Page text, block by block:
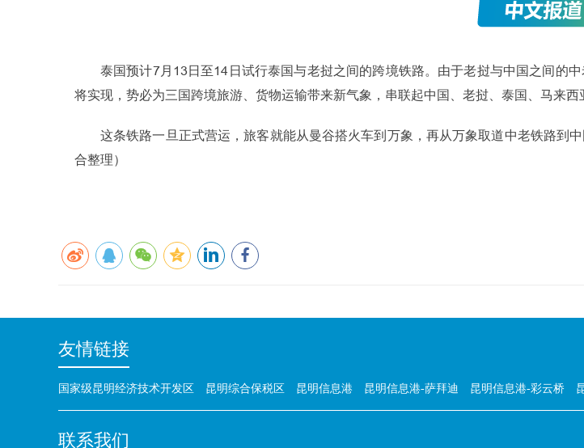
泰国预计7月13日至14日试行泰国与老挝之间的跨境铁路。由于老挝与中国之间的
将实现，势必为三国跨境旅游、货物运输带来新气象，串联起中国、老挝、泰国、马来西
这条铁路一旦正式营运，旅客就能从曼谷搭火车到万象，再从万象取道中老铁路到
合整理）
友情链接
国家级昆明经济技术开发区 昆明综合保税区 昆明信息港 昆明信息港-萨拜迪 昆明信息港-彩云桥
联系我们